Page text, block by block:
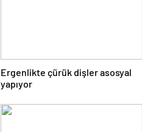
Ergenlikte çürük dişler asosyal
yapıyor